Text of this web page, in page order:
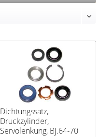
Dichtungssatz,
Druckzylinder,
Servolenkung, Bj.64-70